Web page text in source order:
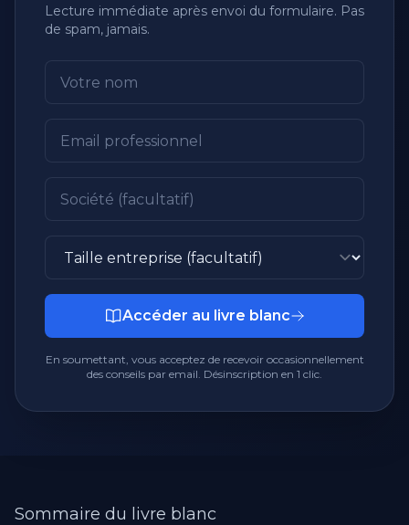
Lecture immédiate après envoi du formulaire. Pas
de spam, jamais.
Accéder au livre blanc
En soumettant, vous acceptez de recevoir occasionnellement
des conseils par email. Désinscription en 1 clic.
Sommaire du livre blanc